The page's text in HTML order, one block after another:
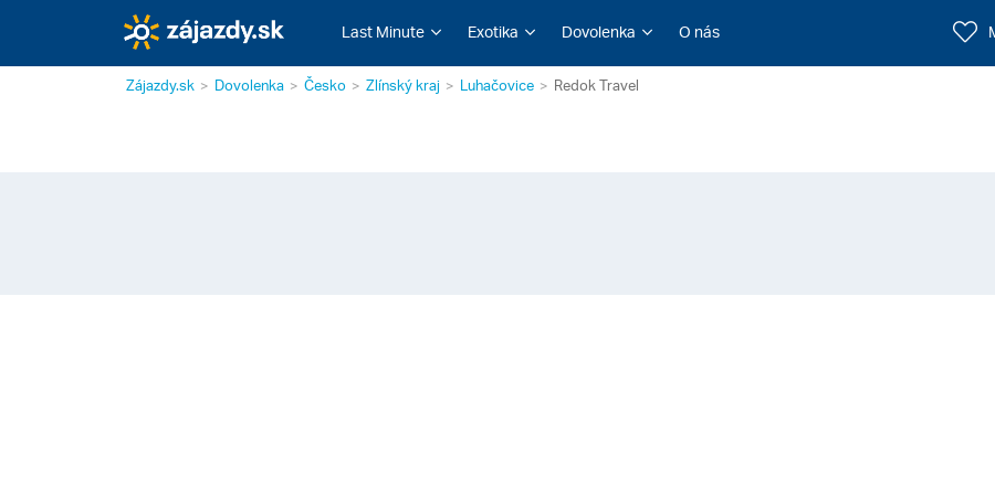
Last Minute Exotika Dovolenka O nás
Zájazdy.sk Dovolenka Česko Zlínský kraj Luhačovice Redok Travel